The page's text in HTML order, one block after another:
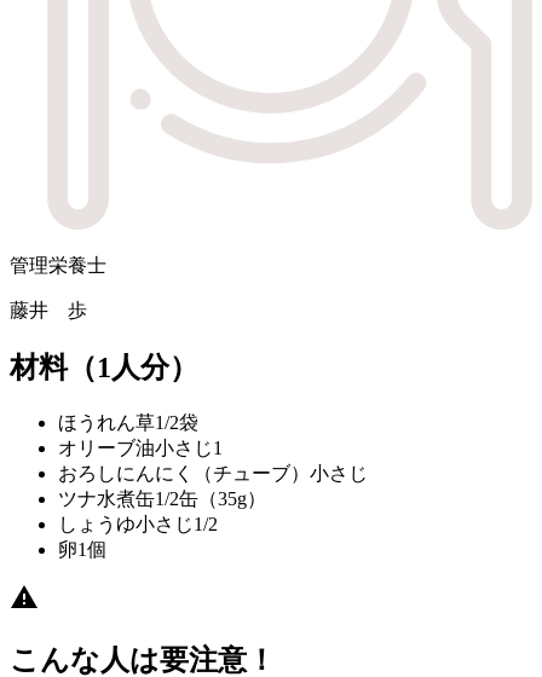
管理栄養士
藤井 歩
材料（1人分）
ほうれん草1/2袋
オリーブ油小さじ1
おろしにんにく（チューブ） 小さじ
ツナ水煮缶1/2缶（35g）
しょうゆ小さじ1/2
卵1個
こんな人は要注意！